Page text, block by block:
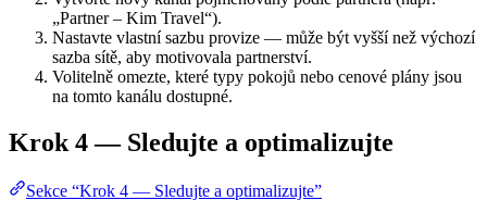
„Partner – Kim Travel“).
Nastavte vlastní sazbu provize — může být vyšší než výchozí
sazba sítě, aby motivovala partnerství.
Volitelně omezte, které typy pokojů nebo cenové plány jsou
na tomto kanálu dostupné.
Krok 4 — Sledujte a optimalizujte
Sekce “Krok 4 — Sledujte a optimalizujte”